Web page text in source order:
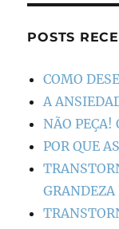
POSTS
COMO
A
NÃO PEÇA!
POR QUE
GRANDEZA